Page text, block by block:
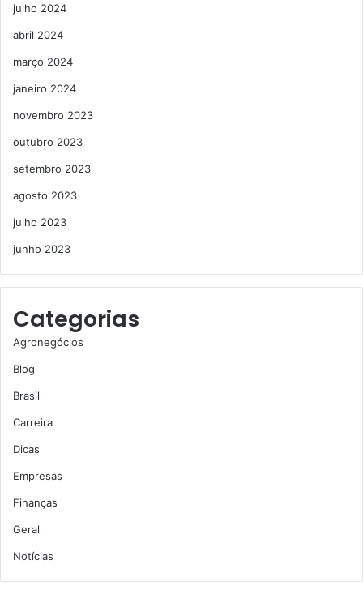
julho 2024
abril 2024
março 2024
janeiro 2024
novembro 2023
outubro 2023
setembro 2023
agosto 2023
julho 2023
junho 2023
Categorias
Agronegócios
Blog
Brasil
Carreira
Dicas
Empresas
Finanças
Geral
Notícias